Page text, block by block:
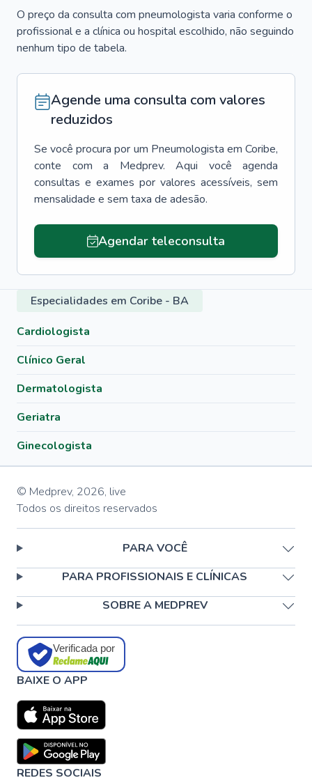
O preço da consulta com pneumologista varia conforme o
profissional e a clínica ou hospital escolhido, não seguindo
nenhum tipo de tabela.
Agende uma consulta com valores
reduzidos
Se você procura por um Pneumologista em Coribe,
conte com a Medprev. Aqui você agenda
consultas e exames por valores acessíveis, sem
mensalidade e sem taxa de adesão.
Agendar teleconsulta
Especialidades em Coribe - BA
Cardiologista
Clínico Geral
Dermatologista
Geriatra
Ginecologista
© Medprev, 2026, live
Todos os direitos reservados
PARA VOCÊ
PARA PROFISSIONAIS E CLÍNICAS
SOBRE A MEDPREV
Verificada por
BAIXE O APP
REDES SOCIAIS